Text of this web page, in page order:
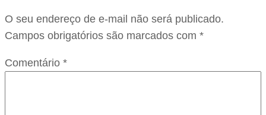
O seu endereço de e-mail não será publicado.
Campos obrigatórios são marcados com *
Comentário *